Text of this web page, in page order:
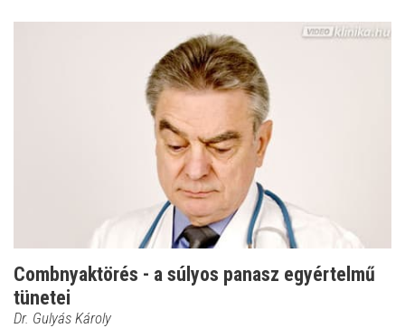
Combnyaktörés - a súlyos panasz egyértelmű
tünetei
Dr. Gulyás Károly